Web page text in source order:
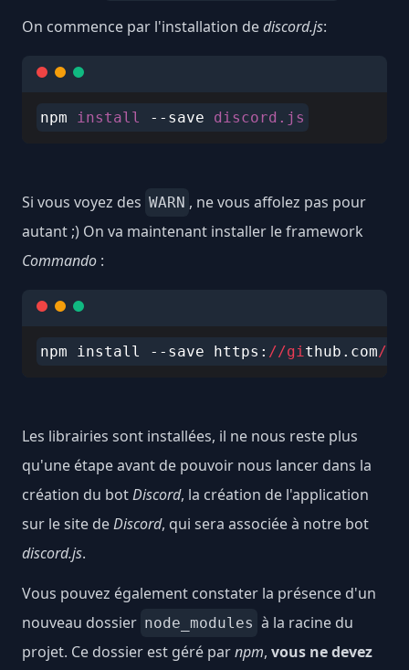
On commence par l'installation dediscord.js:
npm install --save
Si vous voyez des WARN , ne vous affolez pas pour
autant ;) On va maintenant installer le framework
Commando :
npm install --save https: //github.com/
Les librairies sont installées, il ne nous reste plus
qu'une étape avant de pouvoir nous lancer dans la
création du botDiscord, la création de l'application
sur le site deDiscord, qui sera associée à notre bot
discord.js.
Vous pouvez également constater la présence d'un
nouveau dossier node_modules à la racine du
projet. Ce dossier est géré parnpm, vous ne devez